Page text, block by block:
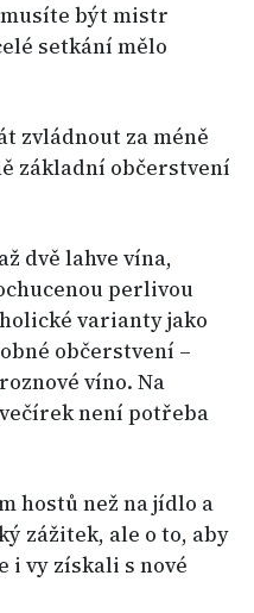
být mistr
setkání mělo
zvládnout za méně
základní občerstvení
dvě lahve vína,
perlivou
varianty jako
občerstvení –
víno. Na
není potřeba
hostů než na jídlo a
zážitek, ale o to, aby
i vy získali s nové